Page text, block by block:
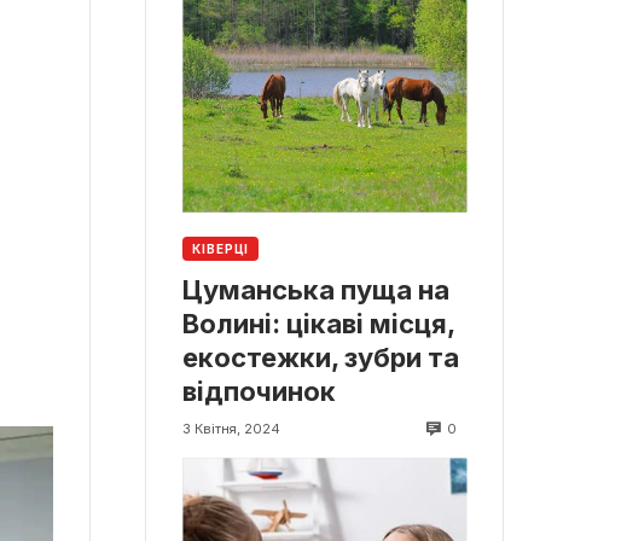
КІВЕРЦІ
Цуманська пуща на
Волині: цікаві місця,
екостежки, зубри та
відпочинок
3 Квітня, 2024 0